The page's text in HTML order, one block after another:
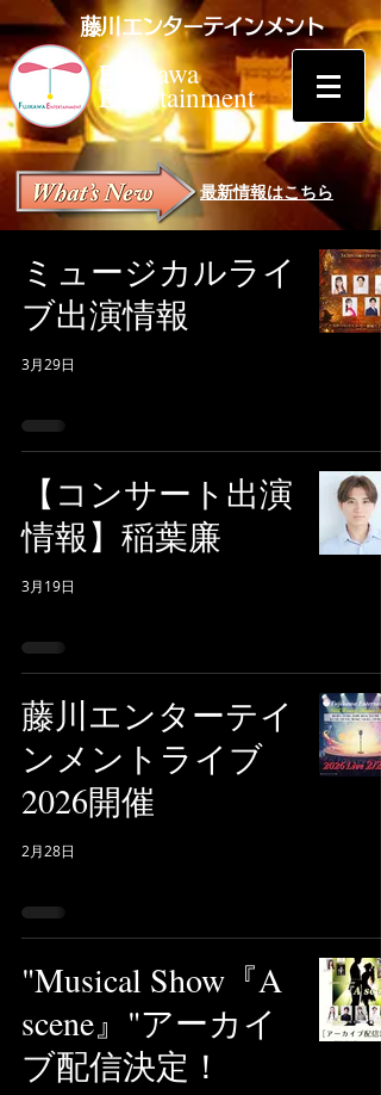
Fujikawa
Entertainment
藤川エンターテインメント
最新情報はこちら
ミュージカルライ
ブ出演情報
3月29日
【コンサート出演
情報】稲葉廉
3月19日
藤川エンターテイ
ンメントライブ
2026開催
2月28日
"Musical Show『A
scene』"アーカイ
ブ配信決定！